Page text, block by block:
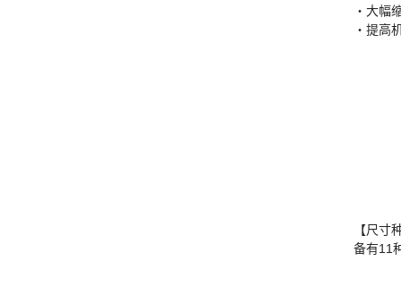
・大幅
・提高
【尺寸
备有11